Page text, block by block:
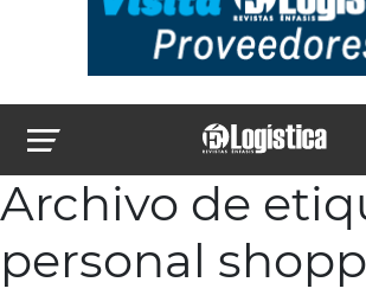
Archivo de
personal